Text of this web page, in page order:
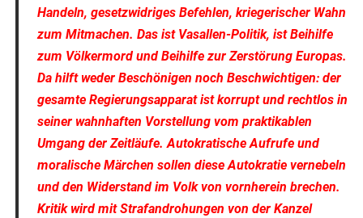
Handeln, gesetzwidriges Befehlen, kriegerischer Wahn
zum Mitmachen. Das ist Vasallen-Politik, ist Beihilfe
zum Völkermord und Beihilfe zur Zerstörung Europas.
Da hilft weder Beschönigen noch Beschwichtigen: der
gesamte Regierungsapparat ist korrupt und rechtlos in
seiner wahnhaften Vorstellung vom praktikablen
Umgang der Zeitläufe. Autokratische Aufrufe und
moralische Märchen sollen diese Autokratie vernebeln
und den Widerstand im Volk von vornherein brechen.
Kritik wird mit Strafandrohungen von der Kanzel